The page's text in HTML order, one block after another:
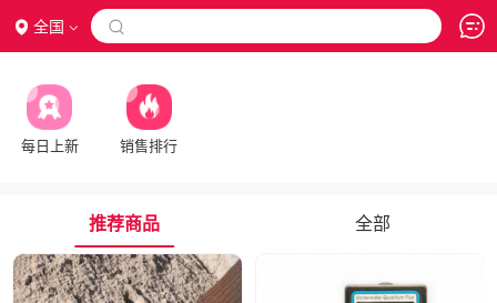
全国 
每日上新 销售排行
推荐商品 全部